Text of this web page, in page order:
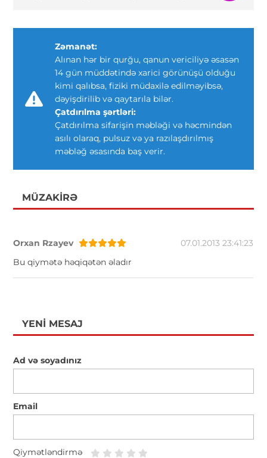
Zəmanət:
Alınan hər bir qurğu, qanun vericiliyə əsasən
14 gün müddətində xarici görünüşü olduğu
kimi qalıbsa, fiziki müdaxilə edilməyibsə,
dəyişdirilib və qaytarıla bilər.
Çatdırılma şərtləri:
Çatdırılma sifarişin məbləği və həcmindən
asılı olaraq, pulsuz və ya razılaşdırılmış
məbləğ əsasında baş verir.
MÜZAKIRƏ
Orxan Rzayev
07.01.2013 23:41:23
Bu qiymətə həqiqətən əladır
YENI MESAJ
Ad və soyadınız
Email
Qiymətləndirmə